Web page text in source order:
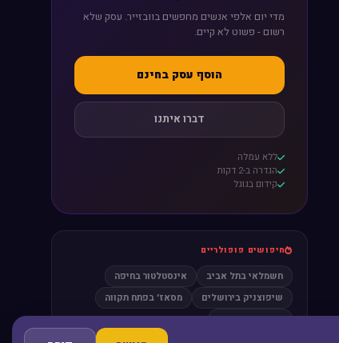
מדי יום אלפי אנשים מחפשים בוובזייר. עסק שלא
רשום - פשוט לא קיים.
הוסף עסק בחינם
דברו איתנו
ללא עמלה
הגדרה ב-2 דקות
קידום בגוגל
חיפושים פופולריים
חשמלאי בתל אביב
אינסטלטור בחיפה
שיפוצניק בירושלים
מסאז׳ בפתח תקווה
עורך דין גירושין